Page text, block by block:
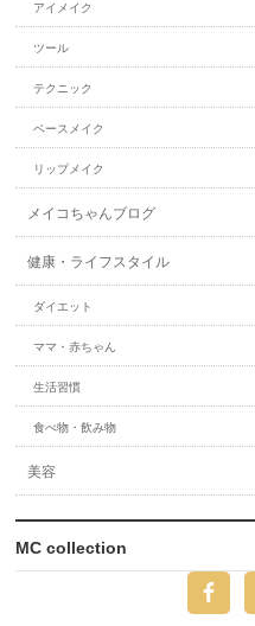
アイメイク
ツール
テクニック
ベースメイク
リップメイク
メイコちゃんブログ
健康・ライフスタイル
ダイエット
ママ・赤ちゃん
生活習慣
食べ物・飲み物
美容
MC collection